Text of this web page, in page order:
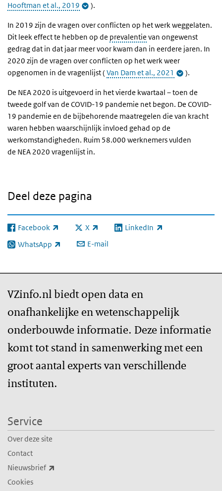
Hooftman et al., 2019
).
In 2019 zijn de vragen over conflicten op het werk weggelaten.
Dit leek effect te hebben op de prevalentie van ongewenst
gedrag dat in dat jaar meer voor kwam dan in eerdere jaren. In
2020 zijn de vragen over conflicten op het werk weer
opgenomen in de vragenlijst ( Van Dam et al., 2021 ).
De NEA 2020 is uitgevoerd in het vierde kwartaal – toen de
tweede golf van de COVID-19 pandemie net begon. De COVID-
19 pandemie en de bijbehorende maatregelen die van kracht
waren hebben waarschijnlijk invloed gehad op de
werkomstandigheden. Ruim 58.000 werknemers vulden
de NEA 2020 vragenlijst in.
Deel deze pagina
Facebook
(externe link) X
(externe link) LinkedIn
(externe link)
WhatsApp
(externe link) E-mail
VZinfo.nl biedt open data en
onafhankelijke en wetenschappelijk
onderbouwde informatie. Deze informatie
komt tot stand in samenwerking met een
groot aantal experts van verschillende
instituten.
Service
Over deze site
Contact
Nieuwsbrief
Cookies